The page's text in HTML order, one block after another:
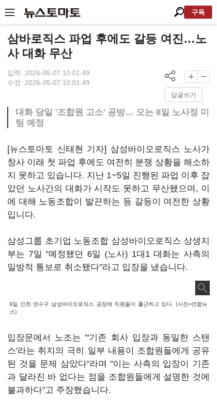
구독
삼바로직스 파업 후에도 갈등 여진…노
사 대화 무산
입력: 2026-05-07 10:01:49
수정: 2026-05-07 10:01:49
답글쓰기
대화 당일 '조합원 고소' 공방… 오는 8일 노사정 미
팅 예정
[뉴스토마토 신태현 기자] 삼성바이오로직스 노사가
창사 이래 첫 파업 후에도 여전히 분쟁 상황을 해소하
지 못하고 있습니다. 지난 1~5일 진행된 파업 이후 잡
았던 노사간의 대화가 시작도 못하고 무산됐으며, 이
에 대해 노동조합이 발끈하는 등 갈등이 여전한 상황
입니다.
삼성그룹 초기업 노동조합 삼성바이오로직스 상생지
부는 7일 "예정됐던 6일 (노사) 1대1 대화는 사측의
일방적 통보로 취소됐다"라고 입장을 냈습니다.
6일 인천 연수구 삼성바이오로직스 공장에 직원들이 출근하고 있다. (사진=연합뉴
스)
입장문에서 노조는 "'기존 회사 입장과 동일한 스탠
스'라는 취지의 극히 일부 내용이 조합원들에게 공유
된 것을 문제 삼았다"라며 "이는 사측의 입장이 기존
과 달라진 바 없다는 점을 조합원들에게 설명한 것에
불과하다"고 주장했습니다.